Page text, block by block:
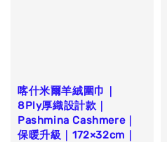
喀什米爾羊絨圍巾｜
8Ply厚織設計款｜
Pashmina Cashmere｜
保暖升級｜172×32cm｜